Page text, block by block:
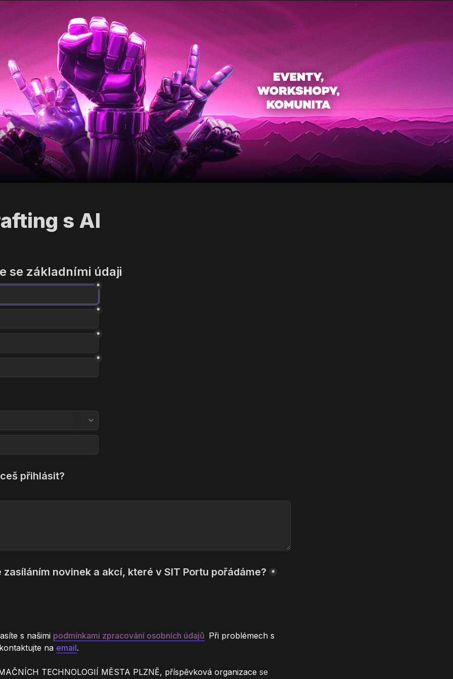
s AI
*
*
*
*
přihlásit?
*
s našimi podmínkami zpracování osobních údajů Při problémech s
na email.
TECHNOLOGIÍ MĚSTA PLZNĚ, příspěvková organizace se